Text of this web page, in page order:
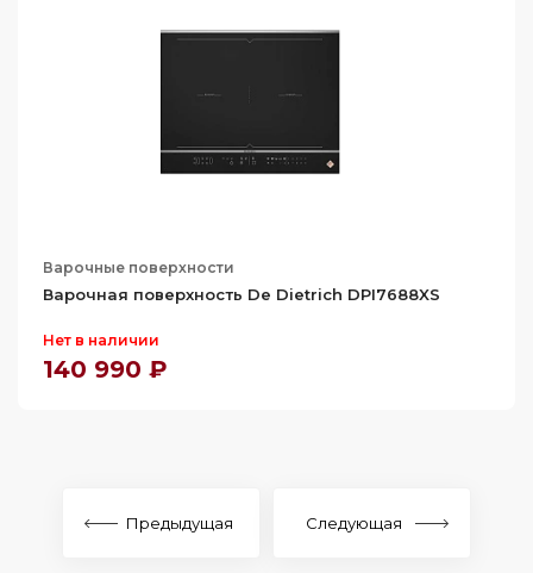
Варочные поверхности
Варочная поверхность De Dietrich DPI7688XS
Нет в наличии
140 990 ₽
Предыдущая Следующая